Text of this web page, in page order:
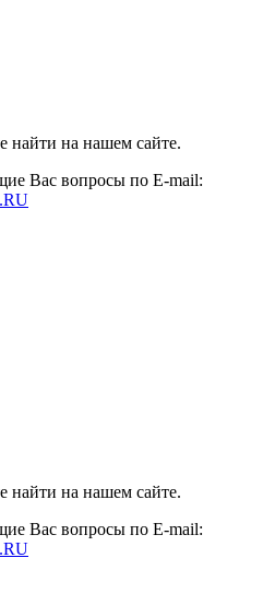
найти на нашем сайте.
Вас вопросы по E-mail:
найти на нашем сайте.
Вас вопросы по E-mail: